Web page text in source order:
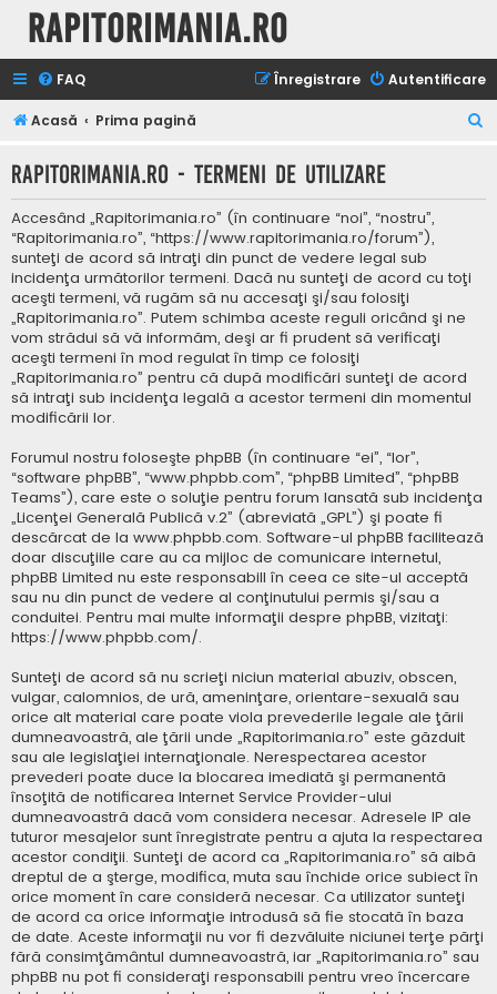
Rapitorimania.ro
FAQ Autentificare
Înregistrare
Acasă Prima pagină
t
Rapitorimania.ro - Termeni de utilizare
Accesând „Rapitorimania.ro” (în continuare “noi”, “nostru”,
“Rapitorimania.ro”, “https://www.rapitorimania.ro/forum”),
sunteţi de acord să intraţi din punct de vedere legal sub
incidenţa următorilor termeni. Dacă nu sunteţi de acord cu toţi
aceşti termeni, vă rugăm să nu accesaţi şi/sau folosiţi
„Rapitorimania.ro”. Putem schimba aceste reguli oricând şi ne
vom strădui să vă informăm, deşi ar fi prudent să verificaţi
aceşti termeni în mod regulat în timp ce folosiţi
„Rapitorimania.ro” pentru că după modificări sunteţi de acord
să intraţi sub incidenţa legală a acestor termeni din momentul
modificării lor.
Forumul nostru foloseşte phpBB (în continuare “ei”, “lor”,
“software phpBB”, “www.phpbb.com”, “phpBB Limited”, “phpBB
Teams”), care este o soluţie pentru forum lansată sub incidenţa
„Licenţei Generală Publică v.2” (abreviată „GPL”) şi poate fi
descărcat de la www.phpbb.com. Software-ul phpBB facilitează
doar discuţiile care au ca mijloc de comunicare internetul,
phpBB Limited nu este responsabill în ceea ce site-ul acceptă
sau nu din punct de vedere al conţinutului permis şi/sau a
conduitei. Pentru mai multe informaţii despre phpBB, vizitaţi:
https://www.phpbb.com/.
Sunteţi de acord să nu scrieţi niciun material abuziv, obscen,
vulgar, calomnios, de ură, ameninţare, orientare-sexuală sau
orice alt material care poate viola prevederile legale ale ţării
dumneavoastră, ale ţării unde „Rapitorimania.ro” este găzduit
sau ale legislaţiei internaţionale. Nerespectarea acestor
prevederi poate duce la blocarea imediată şi permanentă
însoţită de notificarea Internet Service Provider-ului
dumneavoastră dacă vom considera necesar. Adresele IP ale
tuturor mesajelor sunt înregistrate pentru a ajuta la respectarea
acestor condiţii. Sunteţi de acord ca „Rapitorimania.ro” să aibă
dreptul de a şterge, modifica, muta sau închide orice subiect în
orice moment în care consideră necesar. Ca utilizator sunteţi
de acord ca orice informaţie introdusă să fie stocată în baza
de date. Aceste informaţii nu vor fi dezvăluite niciunei terţe părţi
fără consimţământul dumneavoastră, iar „Rapitorimania.ro” sau
phpBB nu pot fi consideraţi responsabili pentru vreo încercare